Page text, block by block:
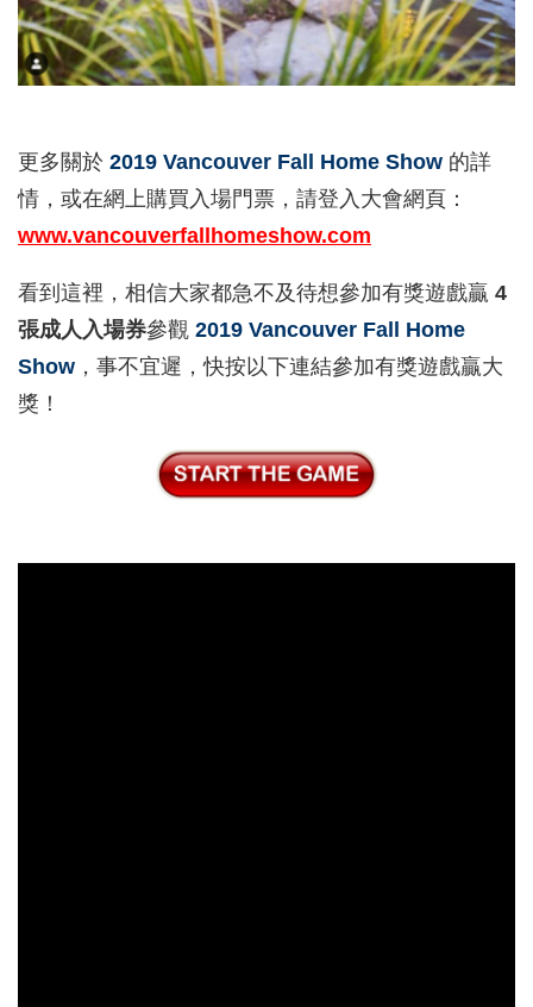
更多關於 2019 Vancouver Fall Home Show 的詳
情，或在網上購買入場門票，請登入大會網頁：
www.vancouverfallhomeshow.com
看到這裡，相信大家都急不及待想參加有獎遊戲贏 4
張成人入場券參觀 2019 Vancouver Fall Home
Show ，事不宜遲，快按以下連結參加有獎遊戲贏大
獎！